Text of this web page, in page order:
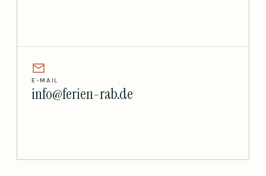
E-MAIL
info@ferien-rab.de